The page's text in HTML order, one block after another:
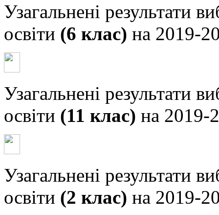
Узагальнені результати
освіти (6 клас) на 2019-
Узагальнені результати
освіти (11 клас) на 2019-
Узагальнені результати
освіти (2 клас) на 2019-